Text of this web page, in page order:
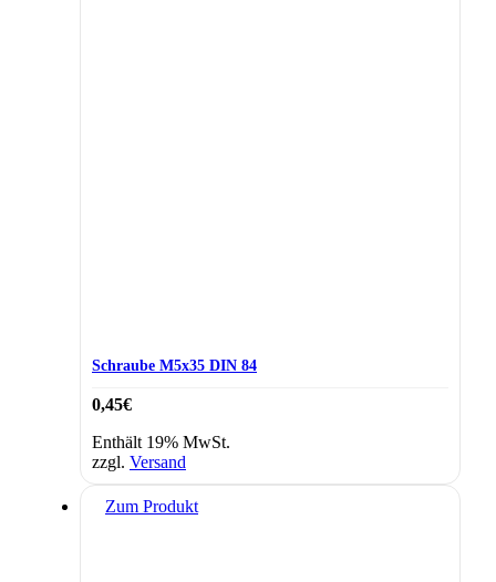
Schraube M5x35 DIN 84
0,45€
Enthält 19% MwSt.
zzgl. Versand
Zum Produkt